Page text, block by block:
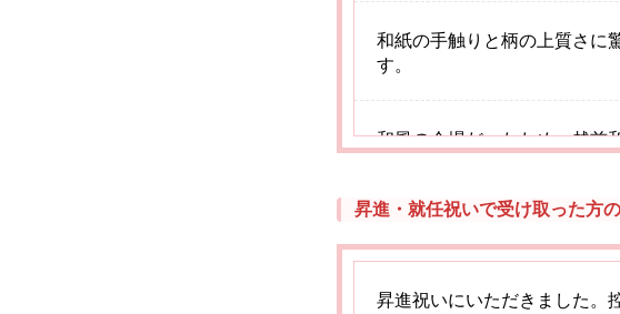
和紙の手触りと柄の上質さに
す。
和風の会場だったため、越前
さわしい格式と美しさがあり
昇進・就任祝いで受け取った方
昇進祝いにいただきました。